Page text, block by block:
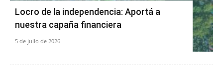
Locro de la independencia: Aportá a
nuestra capaña financiera
5 de julio de 2026